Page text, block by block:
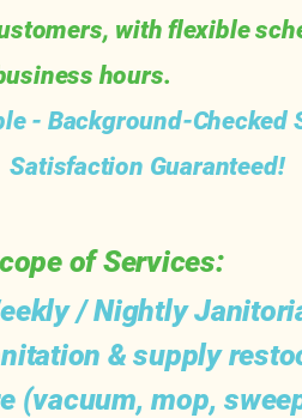
with flexible
hours.
- Background-Checked
Guaranteed!
of Services:
/ Nightly
& supply
(vacuum, mop,